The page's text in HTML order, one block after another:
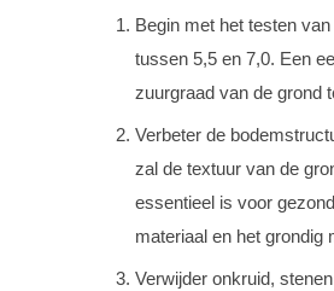
Begin met het testen
tussen 5,5 en 7,0. Een
zuurgraad van de grond
Verbeter de
zal de textuur van de
essentieel is voor
materiaal en het grondig
Verwijder onkruid,